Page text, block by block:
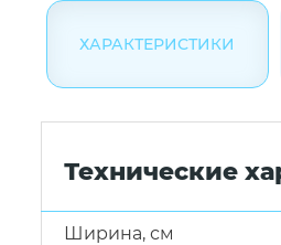
ХАРАКТЕРИСТИКИ
Технические
Ширина, см